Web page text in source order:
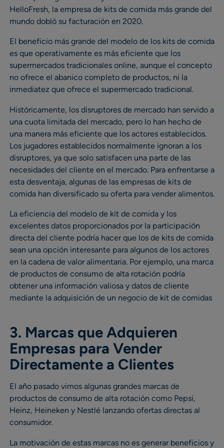
HelloFresh, la empresa de kits de comida más grande del
mundo dobló su facturación en 2020.
El beneficio más grande del modelo de los kits de comida
es que operativamente es más eficiente que los
supermercados tradicionales online, aunque el concepto
no ofrece el abanico completo de productos, ni la
inmediatez que ofrece el supermercado tradicional.
Históricamente, los disruptores de mercado han servido a
una cuota limitada del mercado, pero lo han hecho de
una manera más eficiente que los actores establecidos.
Los jugadores establecidos normalmente ignoran a los
disruptores, ya que solo satisfacen una parte de las
necesidades del cliente en el mercado. Para enfrentarse a
esta desventaja, algunas de las empresas de kits de
comida han diversificado su oferta para vender alimentos.
La eficiencia del modelo de kit de comida y los
excelentes datos proporcionados por la participación
directa del cliente podría hacer que los de kits de comida
sean una opción interesante para algunos de los actores
en la cadena de valor alimentaria. Por ejemplo, una marca
de productos de consumo de alta rotación podría
obtener una información valiosa y datos de cliente
mediante la adquisición de un negocio de kit de comidas
3. Marcas que Adquieren
Empresas para Vender
Directamente a Clientes
El año pasado vimos algunas grandes marcas de
productos de consumo de alta rotación como Pepsi,
Heinz, Heineken y Nestlé lanzando ofertas directas al
consumidor.
La motivación de estas marcas no es generar beneficios y